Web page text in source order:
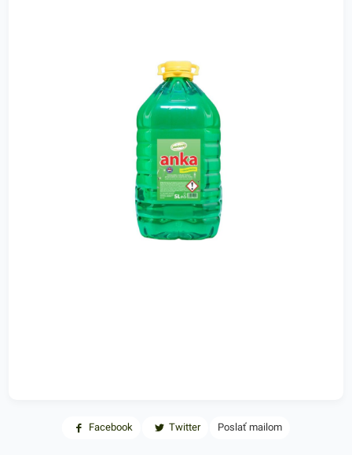
Facebook Twitter Poslať mailom